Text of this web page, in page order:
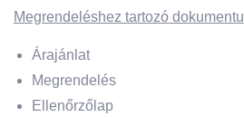
Megrendeléshez tartozó
Árajánlat
Megrendelés
Ellenőrzőlap